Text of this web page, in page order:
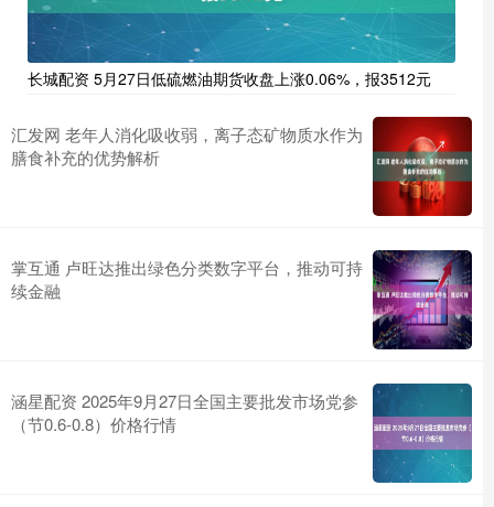
长城配资 5月27日低硫燃油期货收盘上涨0.06%，报3512元
汇发网 老年人消化吸收弱，离子态矿物质水作为
膳食补充的优势解析
掌互通 卢旺达推出绿色分类数字平台，推动可持
续金融
涵星配资 2025年9月27日全国主要批发市场党参
（节0.6-0.8）价格行情